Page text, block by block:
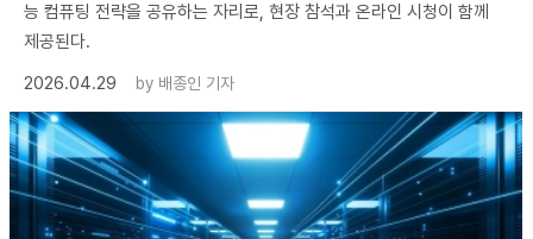
능 컴퓨팅 전략을 공유하는 자리로, 현장 참석과 온라인 시청이 함께
제공된다.
2026.04.29
by 배종인 기자